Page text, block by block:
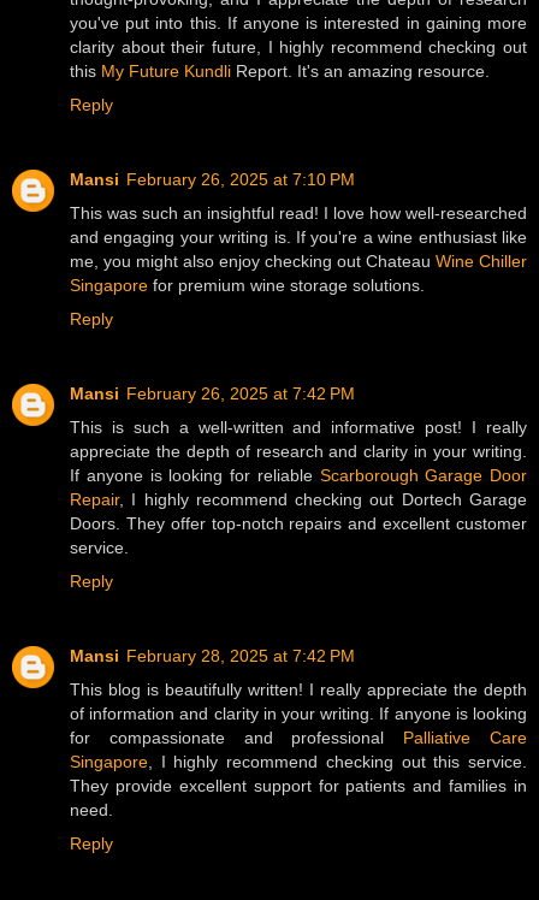
you've put into this. If anyone is interested in gaining more
clarity about their future, I highly recommend checking out
this My Future Kundli Report. It's an amazing resource.
Reply
Mansi February 26, 2025 at 7:10 PM
This was such an insightful read! I love how well-researched
and engaging your writing is. If you're a wine enthusiast like
me, you might also enjoy checking out Chateau Wine Chiller
Singapore for premium wine storage solutions.
Reply
Mansi February 26, 2025 at 7:42 PM
This is such a well-written and informative post! I really
appreciate the depth of research and clarity in your writing.
If anyone is looking for reliable Scarborough Garage Door
Repair, I highly recommend checking out Dortech Garage
Doors. They offer top-notch repairs and excellent customer
service.
Reply
Mansi February 28, 2025 at 7:42 PM
This blog is beautifully written! I really appreciate the depth
of information and clarity in your writing. If anyone is looking
for compassionate and professional Palliative Care
Singapore , I highly recommend checking out this service.
They provide excellent support for patients and families in
need.
Reply